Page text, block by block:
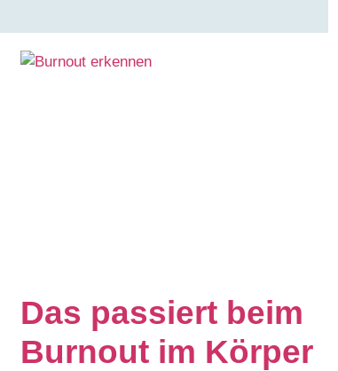
Das passiert beim
Burnout im Körper